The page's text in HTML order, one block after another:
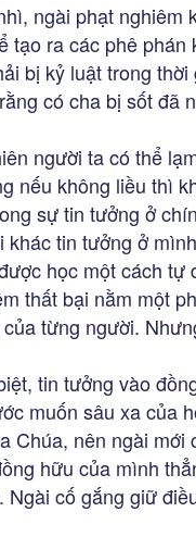
ngài phạt nghiêm
tạo ra các phê
bị kỷ luật trong
có cha bị sốt đã
người ta có thể
nếu không liều thì
sự tin tưởng ở
khác tin tưởng ở
học một cách tự
thất bại nằm một
từng người.
tin tưởng vào
muốn sâu xa của
Chúa, nên ngài
hữu của mình
Ngài cố gắng giữ